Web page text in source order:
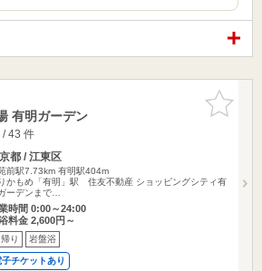
お気に入
りに追加
有明ガーデン
/ 43 件
都 / 江東区
前駅7.73km 有明駅404m
かもめ「有明」駅 住友不動産 ショッピングシティ有
ーデンまで…
時間 0:00～24:00
料金 2,600円～
り 岩盤浴
子チケットあり